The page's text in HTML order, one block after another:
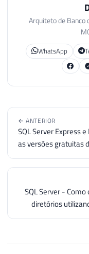
Arquiteto de Banco
WhatsApp
← ANTERIOR
SQL Server Express
as versões gratuitas
SQL Server -
diretórios